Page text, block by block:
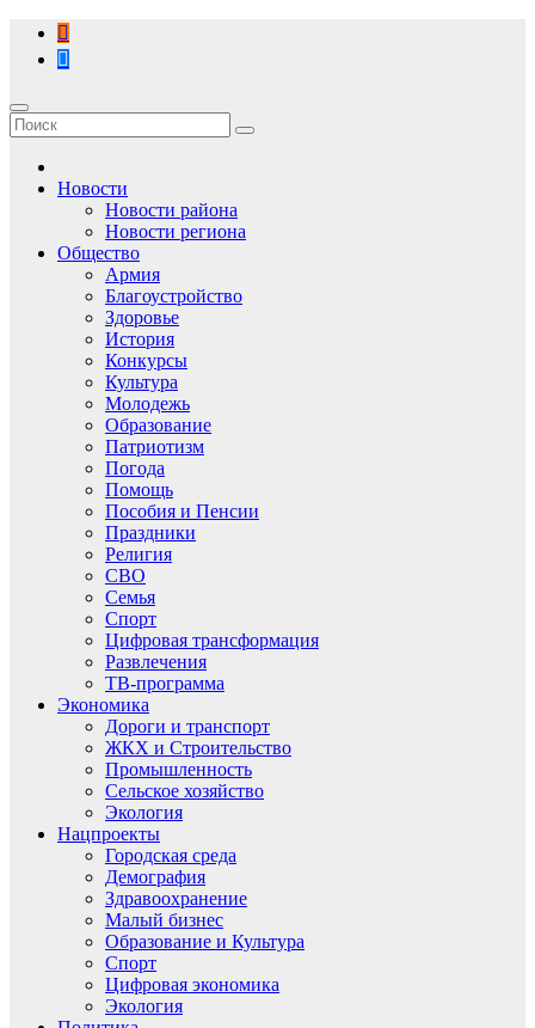
Перейти
содержимому
Новости
Новости района
Новости региона
Общество
Армия
Благоустройство
Здоровье
История
Конкурсы
Культура
Молодежь
Образование
Патриотизм
Погода
Помощь
Пособия и Пенсии
Праздники
Религия
СВО
Семья
Спорт
Цифровая трансформация
Развлечения
ТВ-программа
Экономика
Дороги и транспорт
ЖКХ и Строительство
Промышленность
Сельское хозяйство
Экология
Нацпроекты
Городская среда
Демография
Здравоохранение
Малый бизнес
Образование и Культура
Спорт
Цифровая экономика
Экология